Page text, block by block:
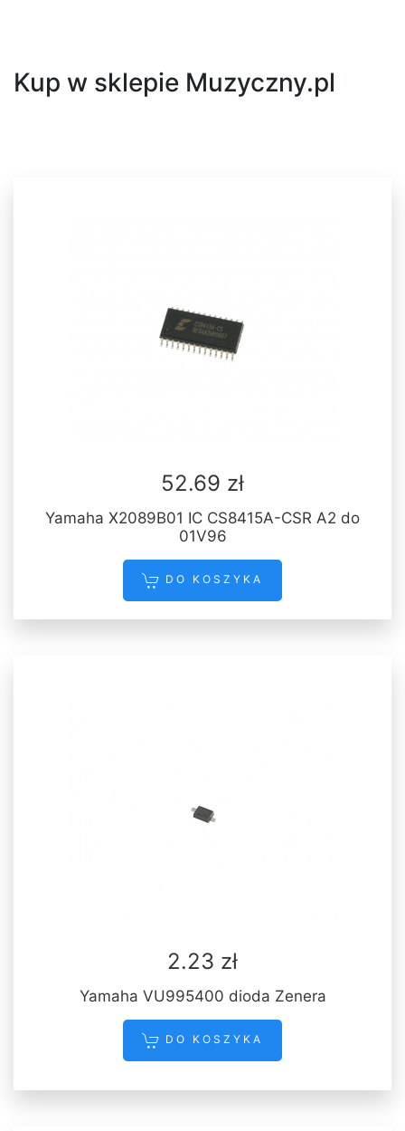
Kup w sklepie Muzyczny.pl
52.69 zł
Yamaha X2089B01 IC CS8415A-CSR A2 do
01V96
DO KOSZYKA
2.23 zł
Yamaha VU995400 dioda Zenera
DO KOSZYKA